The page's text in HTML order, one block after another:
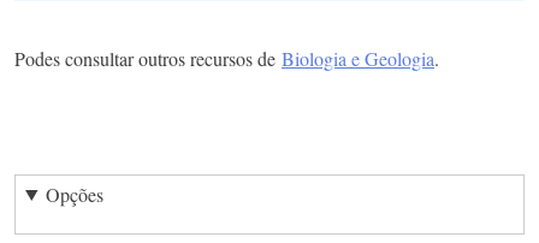
Podes consultar outros recursos de Biologia e Geologia.
Opções